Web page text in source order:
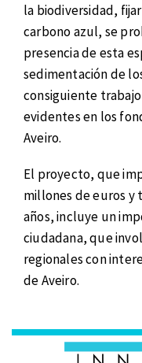
la biodiversidad,
carbono azul, se
presencia de esta
sedimentación de
consiguiente
evidentes en los
Aveiro.
El proyecto, que
millones de euros y
años, incluye un
ciudadana, que
regionales con
de Aveiro.